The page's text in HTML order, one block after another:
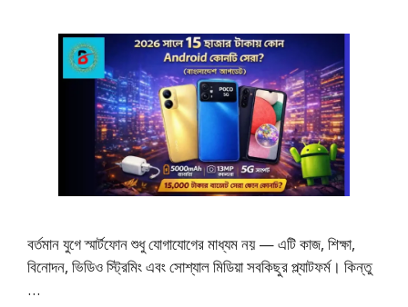
বর্তমান যুগে স্মার্টফোন শুধু যোগাযোগের মাধ্যম নয় — এটি কাজ, শিক্ষা,
বিনোদন, ভিডিও স্ট্রিমিং এবং সোশ্যাল মিডিয়া সবকিছুর প্ল্যাটফর্ম। কিন্তু
…